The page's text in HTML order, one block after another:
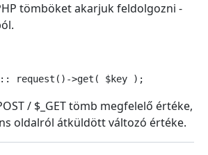
tömböket akarjuk feldolgozni -
request()->get( $key );
/ $_GET tömb megfelelő értéke,
oldalról átküldött változó értéke.